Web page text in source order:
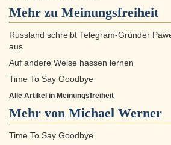
Mehr zu Meinungsfreiheit
Russland schreibt Telegram-Gründer
aus
Auf andere Weise hassen lernen
Time To Say Goodbye
Alle Artikel in Meinungsfreiheit
Mehr von Michael Werner
Time To Say Goodbye